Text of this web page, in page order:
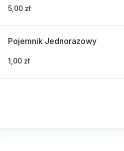
5,00 zł
Pojemnik Jednorazowy
1,00 zł